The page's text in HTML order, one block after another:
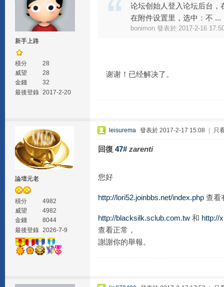
新手上路
積分
28
威望
28
金錢
32
最後登錄 2017-2-20
论坛创始人登入论坛后台，
在附件设置里，选中：不 ...
bonimon 發表於 2017-2-16
谢谢！已经解决了。
論壇元老
積分
4982
威望
4982
金錢
8044
最後登錄 2026-7-9
leisurema 發表於 2017-2-17 15:08 只
回復 47# zarenti
您好
http://lori52.joinbbs.net/index.php查看
http://blacksilk.sclub.com.tw和 http://
查看正常，
謝謝你的舉報。